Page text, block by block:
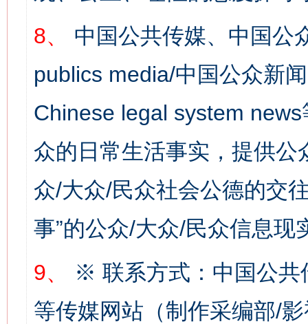
8、
中国公共传媒、中国公
publics media/中国公众新
Chinese legal system
众的日常生活事实，提供
众/大众/民众社会公德的交
事”的公众/大众/民众信息现
9、
※ 联系方式：中国公共
等传媒网站（制作采编部/
网上购药对药下症？
这是一记警钟！ 谢